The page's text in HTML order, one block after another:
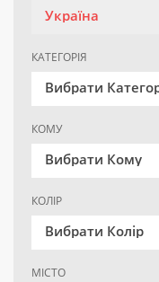
Україна
КАТЕГОРІЯ
Вибрати
КОМУ
Вибрати Кому
КОЛІР
Вибрати Колір
МІСТО